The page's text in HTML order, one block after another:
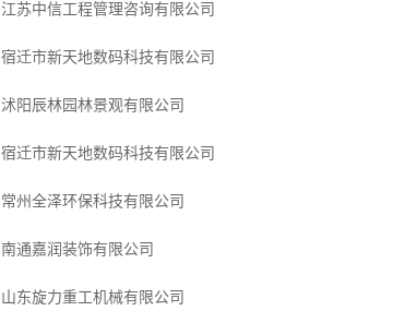
江苏中信工程管理咨询有限公司
宿迁市新天地数码科技有限公司
沭阳辰林园林景观有限公司
宿迁市新天地数码科技有限公司
常州全泽环保科技有限公司
南通嘉润装饰有限公司
山东旋力重工机械有限公司